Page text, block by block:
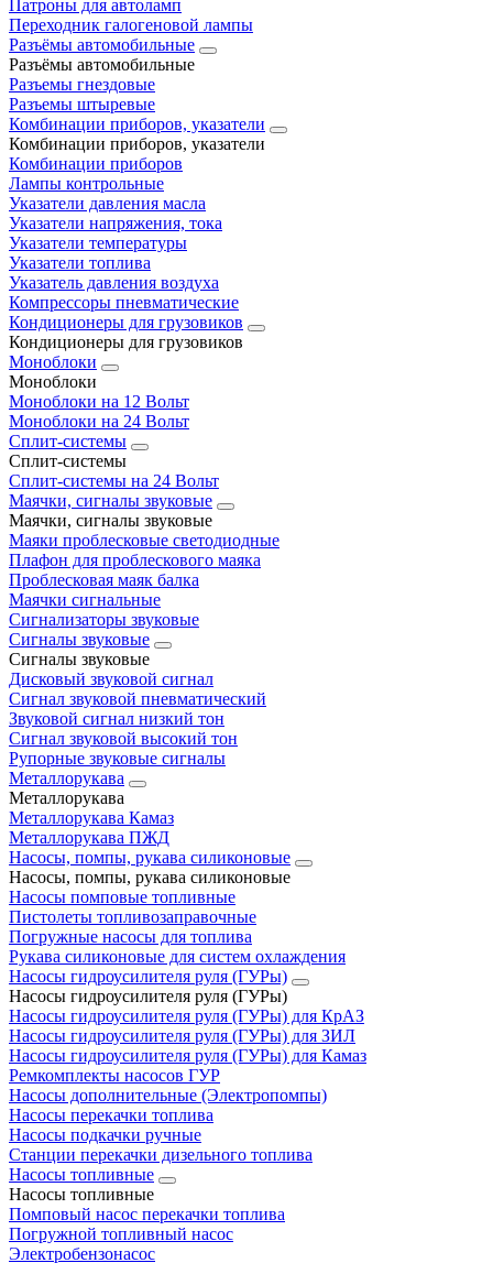
Патроны для автоламп
Переходник галогеновой лампы
Разъёмы автомобильные
Разъёмы автомобильные
Разъемы гнездовые
Разъемы штыревые
Комбинации приборов, указатели
Комбинации приборов, указатели
Комбинации приборов
Лампы контрольные
Указатели давления масла
Указатели напряжения, тока
Указатели температуры
Указатели топлива
Указатель давления воздуха
Компрессоры пневматические
Кондиционеры для грузовиков
Кондиционеры для грузовиков
Моноблоки
Моноблоки
Моноблоки на 12 Вольт
Моноблоки на 24 Вольт
Сплит-системы
Сплит-системы
Сплит‑системы на 24 Вольт
Маячки, сигналы звуковые
Маячки, сигналы звуковые
Маяки проблесковые светодиодные
Плафон для проблескового маяка
Проблесковая маяк балка
Маячки сигнальные
Сигнализаторы звуковые
Сигналы звуковые
Сигналы звуковые
Дисковый звуковой сигнал
Сигнал звуковой пневматический
Звуковой сигнал низкий тон
Сигнал звуковой высокий тон
Рупорные звуковые сигналы
Металлорукава
Металлорукава
Металлорукава Камаз
Металлорукава ПЖД
Насосы, помпы, рукава силиконовые
Насосы, помпы, рукава силиконовые
Насосы помповые топливные
Пистолеты топливозаправочные
Погружные насосы для топлива
Рукава силиконовые для систем охлаждения
Насосы гидроусилителя руля (ГУРы)
Насосы гидроусилителя руля (ГУРы)
Насосы гидроусилителя руля (ГУРы) для КрАЗ
Насосы гидроусилителя руля (ГУРы) для ЗИЛ
Насосы гидроусилителя руля (ГУРы) для Камаз
Ремкомплекты насосов ГУР
Насосы дополнительные (Электропомпы)
Насосы перекачки топлива
Насосы подкачки ручные
Станции перекачки дизельного топлива
Насосы топливные
Насосы топливные
Помповый насос перекачки топлива
Погружной топливный насос
Электробензонасос